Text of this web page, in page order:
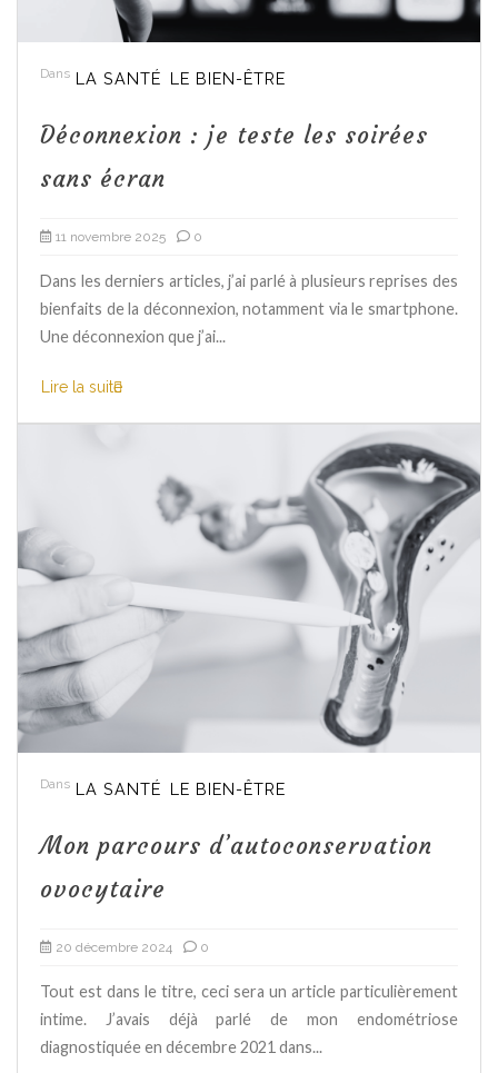
Dans LA SANTÉ LE BIEN-ÊTRE
Déconnexion : je teste les soirées
sans écran
11 novembre 2025 0
Dans les derniers articles, j’ai parlé à plusieurs reprises des
bienfaits de la déconnexion, notamment via le smartphone.
Une déconnexion que j’ai...
Lire la suite
Dans LA SANTÉ LE BIEN-ÊTRE
Mon parcours d’autoconservation
ovocytaire
20 décembre 2024 0
Tout est dans le titre, ceci sera un article particulièrement
intime. J’avais déjà parlé de mon endométriose
diagnostiquée en décembre 2021 dans...